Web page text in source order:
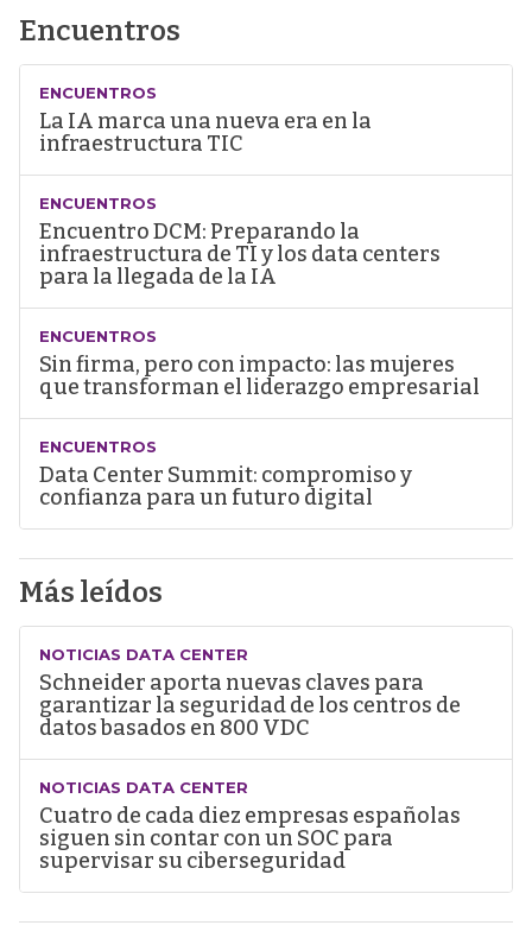
Encuentros
ENCUENTROS
La IA marca una nueva era en la
infraestructura TIC
ENCUENTROS
Encuentro DCM: Preparando la
infraestructura de TI y los data centers
para la llegada de la IA
ENCUENTROS
Sin firma, pero con impacto: las mujeres
que transforman el liderazgo empresarial
ENCUENTROS
Data Center Summit: compromiso y
confianza para un futuro digital
Más leídos
NOTICIAS DATA CENTER
Schneider aporta nuevas claves para
garantizar la seguridad de los centros de
datos basados en 800 VDC
NOTICIAS DATA CENTER
Cuatro de cada diez empresas españolas
siguen sin contar con un SOC para
supervisar su ciberseguridad